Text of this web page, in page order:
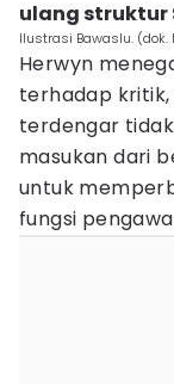
ulang struktur
Ilustrasi Bawaslu.
Herwyn
terhadap
terdengar
masukan dari
untuk
fungsi